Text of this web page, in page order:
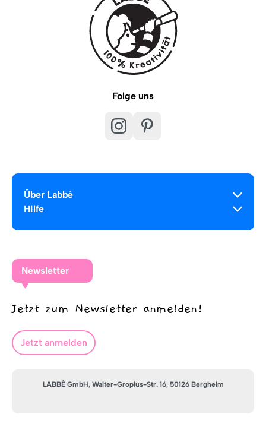
Folge uns
Über Labbé
Hilfe
Newsletter
Jetzt zum Newsletter anmelden!
Jetzt anmelden
LABBÉ GmbH, Walter-Gropius-Str. 16, 50126 Bergheim